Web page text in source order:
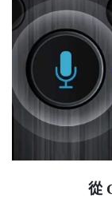
從